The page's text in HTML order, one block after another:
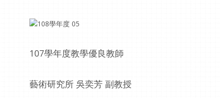
107學年度教學優良教師
藝術研究所 吳奕芳 副教授